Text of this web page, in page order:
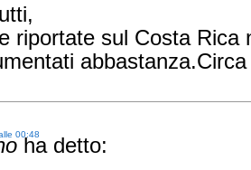
riportate sul Costa Rica
ha detto:
00:48